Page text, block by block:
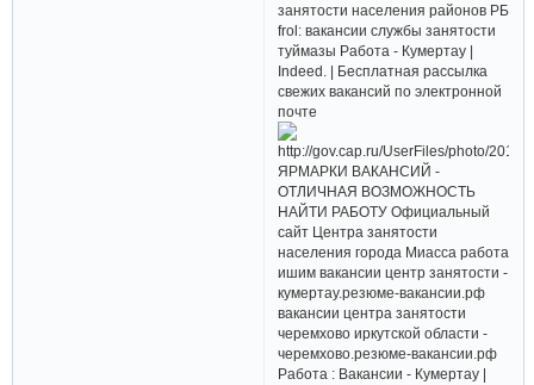
занятости населения районов РБ
frol: вакансии службы занятости
туймазы Работа - Кумертау |
Indeed. | Бесплатная рассылка
свежих вакансий по электронной
почте
ЯРМАРКИ ВАКАНСИЙ -
ОТЛИЧНАЯ ВОЗМОЖНОСТЬ
НАЙТИ РАБОТУ Официальный
сайт Центра занятости
населения города Миасса работа
ишим вакансии центр занятости -
кумертау.резюме-вакансии.рф
вакансии центра занятости
черемхово иркутской области -
черемхово.резюме-вакансии.рф
Работа : Вакансии - Кумертау |